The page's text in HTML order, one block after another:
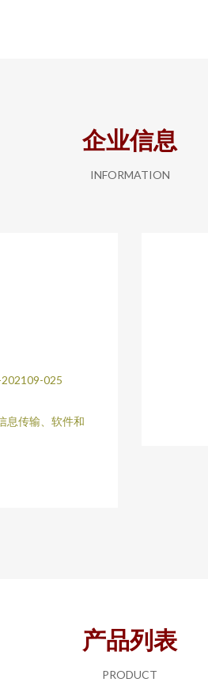
企业信息
INFORMATION
025
息传输、软件和
产品列表
PRODUCT